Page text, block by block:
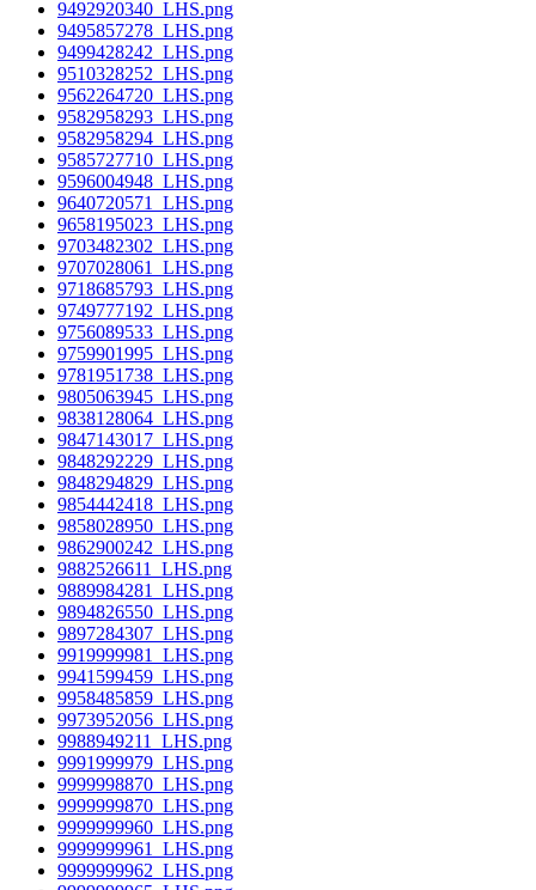
9492920340_LHS.png
9495857278_LHS.png
9499428242_LHS.png
9510328252_LHS.png
9562264720_LHS.png
9582958293_LHS.png
9582958294_LHS.png
9585727710_LHS.png
9596004948_LHS.png
9640720571_LHS.png
9658195023_LHS.png
9703482302_LHS.png
9707028061_LHS.png
9718685793_LHS.png
9749777192_LHS.png
9756089533_LHS.png
9759901995_LHS.png
9781951738_LHS.png
9805063945_LHS.png
9838128064_LHS.png
9847143017_LHS.png
9848292229_LHS.png
9848294829_LHS.png
9854442418_LHS.png
9858028950_LHS.png
9862900242_LHS.png
9882526611_LHS.png
9889984281_LHS.png
9894826550_LHS.png
9897284307_LHS.png
9919999981_LHS.png
9941599459_LHS.png
9958485859_LHS.png
9973952056_LHS.png
9988949211_LHS.png
9991999979_LHS.png
9999998870_LHS.png
9999999870_LHS.png
9999999960_LHS.png
9999999961_LHS.png
9999999962_LHS.png